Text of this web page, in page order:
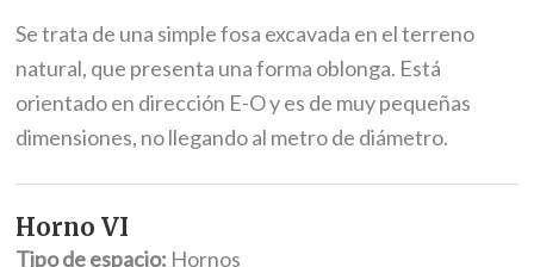
Se trata de una simple fosa excavada en el terreno
natural, que presenta una forma oblonga. Está
orientado en dirección E-O y es de muy pequeñas
dimensiones, no llegando al metro de diámetro.
Horno VI
Tipo de espacio: Hornos